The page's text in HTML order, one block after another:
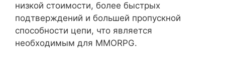
низкой стоимости, более быстрых
подтверждений и большей пропускной
способности цепи, что является
необходимым для MMORPG.